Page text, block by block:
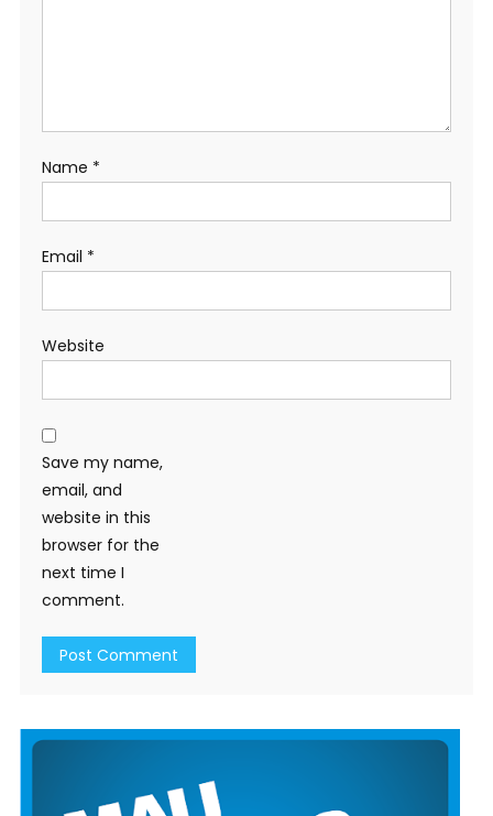
Name *
Email *
Website
Save my name,
email, and
website in this
browser for the
next time I
comment.